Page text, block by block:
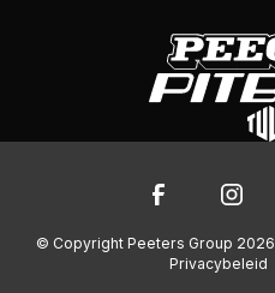
076 – 504 6666
info@peetersgroup.com
© Copyright Peeters Group 2026
Privacybeleid